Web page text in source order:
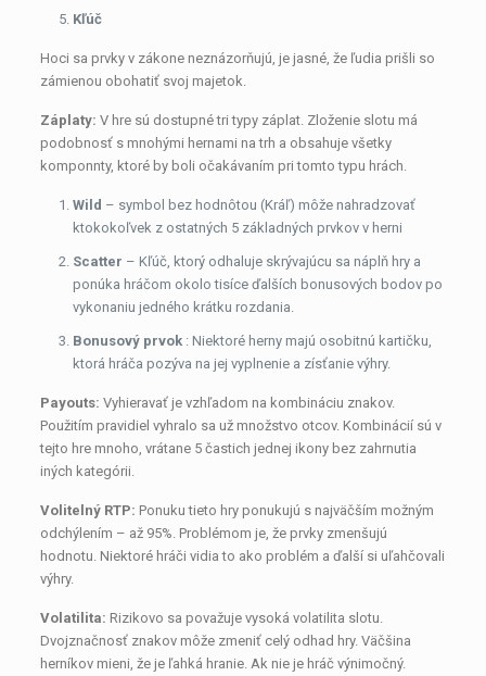
Kľúč
Hoci sa prvky v zákone neznázorňujú, je jasné, že ľudia prišli so
zámienou obohatiť svoj majetok.
Záplaty: V hre sú dostupné tri typy záplat. Zloženie slotu má
podobnosť s mnohými hernami na trh a obsahuje všetky
komponnty, ktoré by boli očakávaním pri tomto typu hrách.
Wild – symbol bez hodnôtou (Kráľ) môže nahradzovať
ktokokoľvek z ostatných 5 základných prvkov v herni
Scatter – Kľúč, ktorý odhaluje skrývajúcu sa náplň hry a
ponúka hráčom okolo tisíce ďalších bonusových bodov po
vykonaniu jedného krátku rozdania.
Bonusový prvok : Niektoré herny majú osobitnú kartičku,
ktorá hráča pozýva na jej vyplnenie a zísťanie výhry.
Payouts: Vyhieravať je vzhľadom na kombináciu znakov.
Použitím pravidiel vyhralo sa už množstvo otcov. Kombinácií sú v
tejto hre mnoho, vrátane 5 častich jednej ikony bez zahrnutia
iných kategórii.
Volitelný RTP: Ponuku tieto hry ponukujú s najväčším možným
odchýlením – až 95%. Problémom je, že prvky zmenšujú
hodnotu. Niektoré hráči vidia to ako problém a ďalší si uľahčovali
výhry.
Volatilita: Rizikovo sa považuje vysoká volatilita slotu.
Dvojznačnosť znakov môže zmeniť celý odhad hry. Väčšina
herníkov mieni, že je ľahká hranie. Ak nie je hráč výnimočný.